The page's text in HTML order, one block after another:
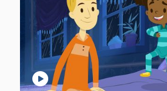
play_circle